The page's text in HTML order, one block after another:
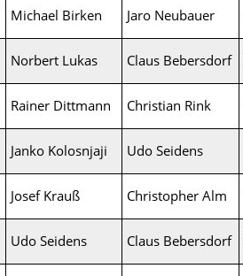
Michael Birken Jaro Neubauer
Norbert Lukas Claus Bebersdorf
Rainer Dittmann Christian Rink
Janko Kolosnjaji Udo Seidens
Josef Krauß Christopher Alm
Udo Seidens Claus Bebersdorf